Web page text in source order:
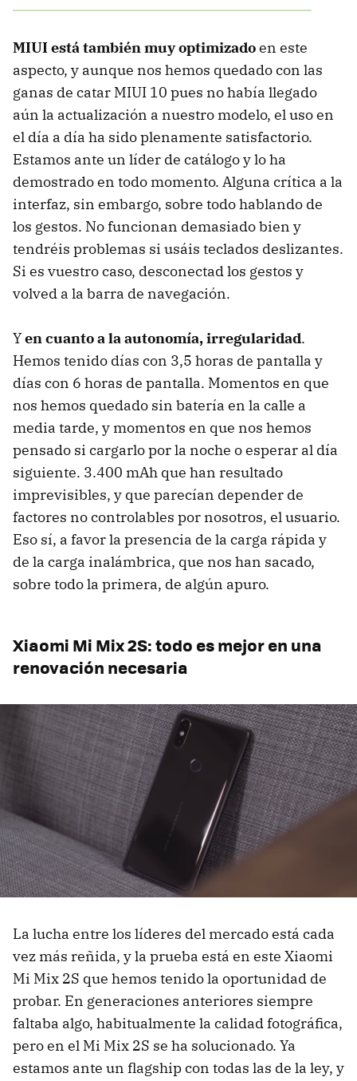
MIUI está también muy optimizadoen este
aspecto, y aunque nos hemos quedado con las
ganas de catar MIUI 10 pues no había llegado
aún la actualización a nuestro modelo, el uso en
el día a día ha sido plenamente satisfactorio.
Estamos ante un líder de catálogo y lo ha
demostrado en todo momento. Alguna crítica a la
interfaz, sin embargo, sobre todo hablando de
los gestos. No funcionan demasiado bien y
tendréis problemas si usáis teclados deslizantes.
Si es vuestro caso, desconectad los gestos y
volved a la barra de navegación.
Yen cuanto a la autonomía, irregularidad.
Hemos tenido días con 3,5 horas de pantalla y
días con 6 horas de pantalla. Momentos en que
nos hemos quedado sin batería en la calle a
media tarde, y momentos en que nos hemos
pensado si cargarlo por la noche o esperar al día
siguiente. 3.400 mAh que han resultado
imprevisibles, y que parecían depender de
factores no controlables por nosotros, el usuario.
Eso sí, a favor la presencia de la carga rápida y
de la carga inalámbrica, que nos han sacado,
sobre todo la primera, de algún apuro.
Xiaomi Mi Mix 2S: todo es mejor en una
renovación necesaria
La lucha entre los líderes del mercado está cada
vez más reñida, y la prueba está en este Xiaomi
Mi Mix 2S que hemos tenido la oportunidad de
probar. En generaciones anteriores siempre
faltaba algo, habitualmente la calidad fotográfica,
pero en el Mi Mix 2S se ha solucionado. Ya
estamos ante un flagship con todas las de la ley, y